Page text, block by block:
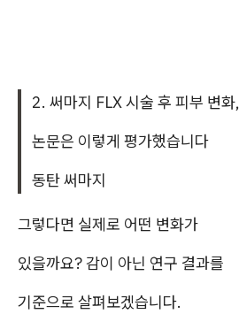
2. 써마지 FLX 시술 후 피부 변화,
논문은 이렇게 평가했습니다
동탄 써마지
그렇다면 실제로 어떤 변화가
있을까요? 감이 아닌 연구 결과를
기준으로 살펴보겠습니다.